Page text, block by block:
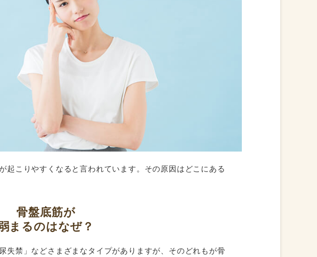
起こりやすくなると言われています。その原因はどこにある
骨盤底筋が
まるのはなぜ？
失禁」などさまざまなタイプがありますが、そのどれもが骨